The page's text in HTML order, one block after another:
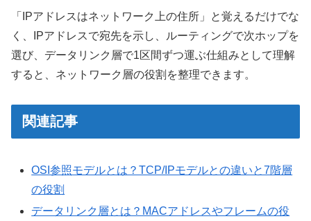
「IPアドレスはネットワーク上の住所」と覚えるだけでな
く、IPアドレスで宛先を示し、ルーティングで次ホップを
選び、データリンク層で1区間ずつ運ぶ仕組みとして理解
すると、ネットワーク層の役割を整理できます。
関連記事
OSI参照モデルとは？TCP/IPモデルとの違いと7階層
の役割
データリンク層とは？MACアドレスやフレームの役